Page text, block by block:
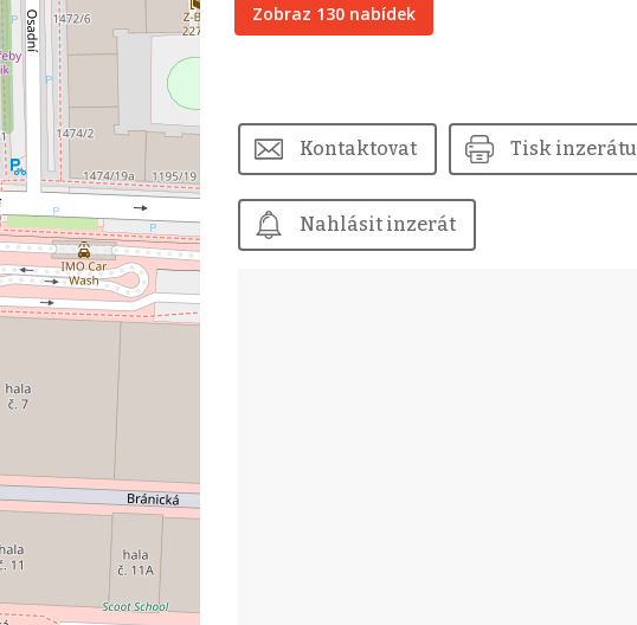
Zobraz 130 nabídek
Kontaktovat Tisk inzerátu
Nahlásit inzerát